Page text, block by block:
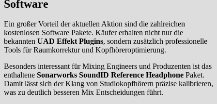
Software
Ein großer Vorteil der aktuellen Aktion sind die zahlreichen
kostenlosen Software Pakete. Käufer erhalten nicht nur die
bekannten UAD Effekt Plugins, sondern zusätzlich professionelle
Tools für Raumkorrektur und Kopfhöreroptimierung.
Besonders interessant für Mixing Engineers und Produzenten ist das
enthaltene Sonarworks SoundID Reference Headphone Paket.
Damit lässt sich der Klang von Studiokopfhörern präzise kalibrieren,
was zu deutlich besseren Mix Entscheidungen führt.